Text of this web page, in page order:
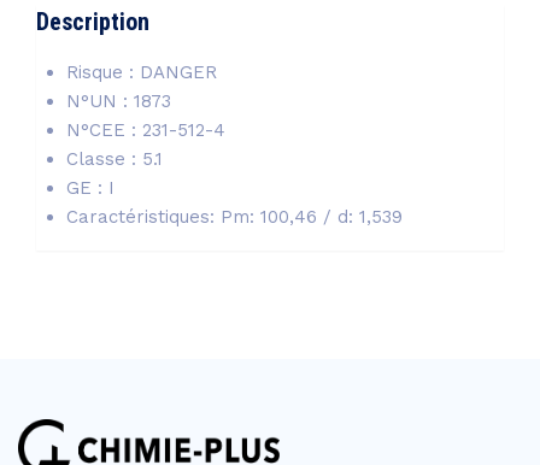
Description
Risque : DANGER
N°UN : 1873
N°CEE : 231-512-4
Classe : 5.1
GE : I
Caractéristiques: Pm: 100,46 / d: 1,539